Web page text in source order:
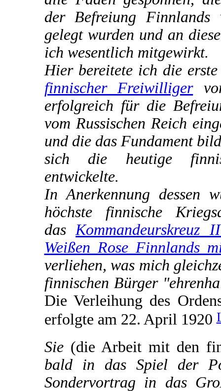
der Befreiung Finnlands
gelegt wurden und an
ich wesentlich mitgewirkt.
Hier bereitete ich die
finnischer Freiwilliger
erfolgreich für die
vom Russischen Reich
und die das Fundament
sich die heutige
entwickelte.
In Anerkennung dessen
höchste finnische
das Kommandeurskreuz
Weißen Rose Finnlands
verliehen, was mich
finnischen Bürger
Die Verleihung des
erfolgte am 22. April 1920
Sie (die Arbeit mit den
bald in das Spiel der
Sondervortrag in das